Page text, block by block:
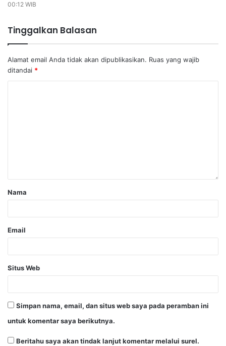
00:12 WIB
Tinggalkan Balasan
Alamat email Anda tidak akan dipublikasikan. Ruas yang wajib
ditandai *
Nama
Email
Situs Web
Simpan nama, email, dan situs web saya pada peramban ini
untuk komentar saya berikutnya.
Beritahu saya akan tindak lanjut komentar melalui surel.